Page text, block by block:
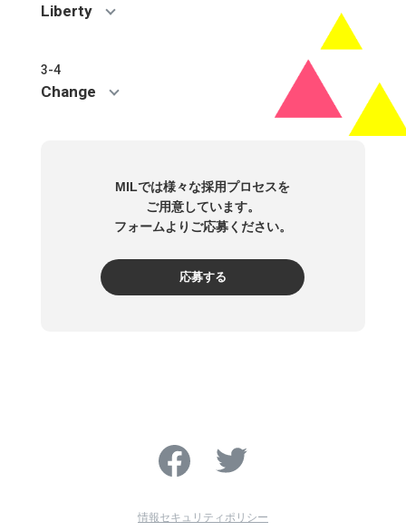
Liberty
3-4
Change
MILでは様々な採用プロセスを
ご用意しています。
フォームよりご応募ください。
応募する
情報セキュリティポリシー